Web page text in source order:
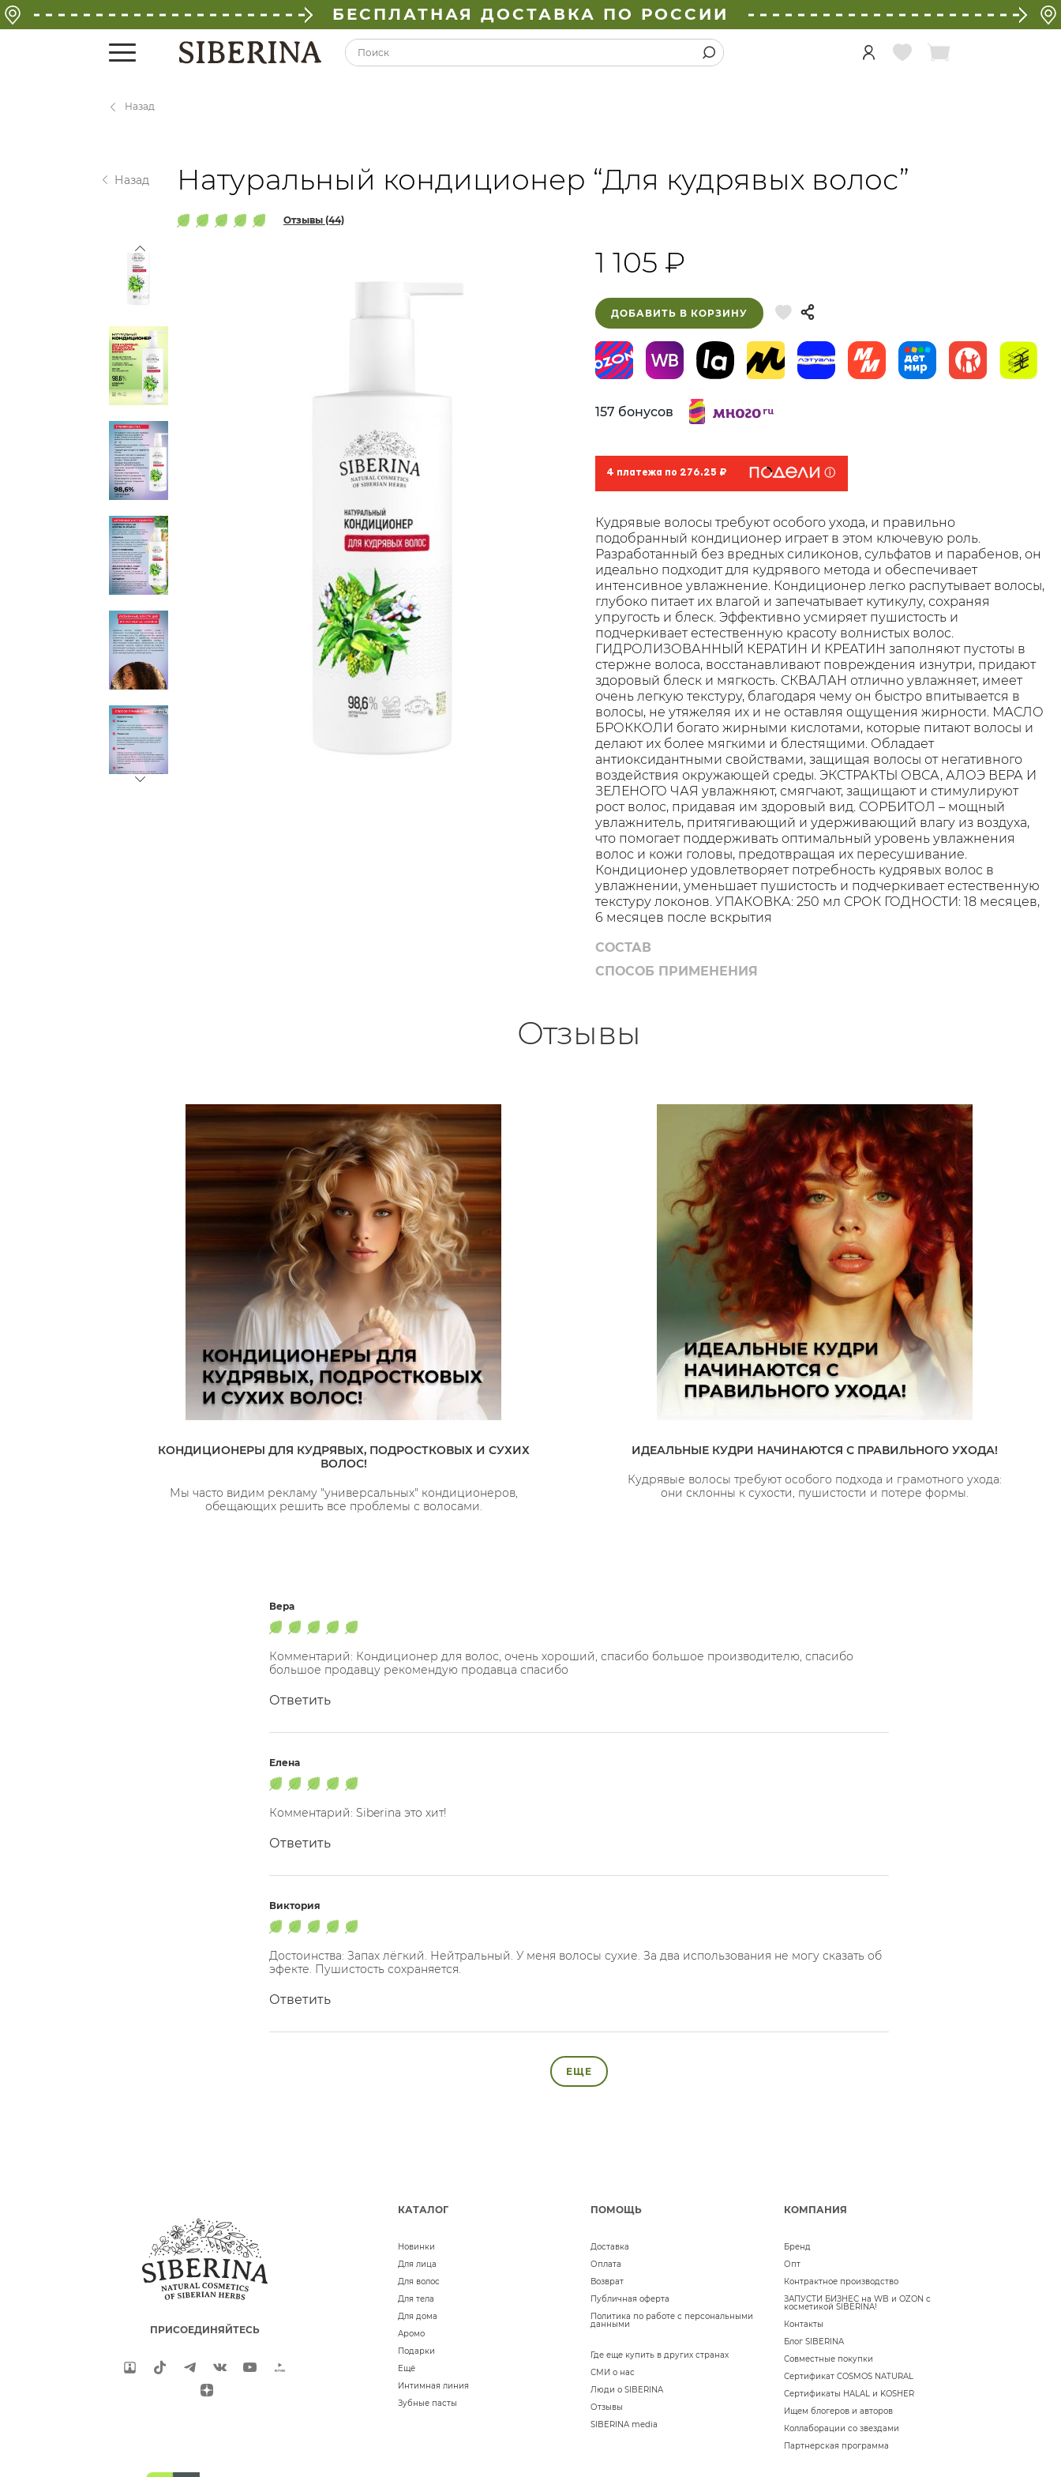
БЕСПЛАТНАЯ ДОСТАВКА ПО РОССИИ
Назад
Назад Натуральный кондиционер “Для кудрявых волос”
Отзывы (44)
1 105 ₽
ДОБАВИТЬ В КОРЗИНУ
157 бонусов
4 платежа по 276.25 ₽
Кудрявые волосы требуют особого ухода, и правильно
подобранный кондиционер играет в этом ключевую роль.
Разработанный без вредных силиконов, сульфатов и парабенов, он
идеально подходит для кудрявого метода и обеспечивает
интенсивное увлажнение. Кондиционер легко распутывает волосы,
глубоко питает их влагой и запечатывает кутикулу, сохраняя
упругость и блеск. Эффективно усмиряет пушистость и
подчеркивает естественную красоту волнистых волос.
ГИДРОЛИЗОВАННЫЙ КЕРАТИН И КРЕАТИН заполняют пустоты в
стержне волоса, восстанавливают повреждения изнутри, придают
здоровый блеск и мягкость. СКВАЛАН отлично увлажняет, имеет
очень легкую текстуру, благодаря чему он быстро впитывается в
волосы, не утяжеляя их и не оставляя ощущения жирности. МАСЛО
БРОККОЛИ богато жирными кислотами, которые питают волосы и
делают их более мягкими и блестящими. Обладает
антиоксидантными свойствами, защищая волосы от негативного
воздействия окружающей среды. ЭКСТРАКТЫ ОВСА, АЛОЭ ВЕРА И
ЗЕЛЕНОГО ЧАЯ увлажняют, смягчают, защищают и стимулируют
рост волос, придавая им здоровый вид. СОРБИТОЛ – мощный
увлажнитель, притягивающий и удерживающий влагу из воздуха,
что помогает поддерживать оптимальный уровень увлажнения
волос и кожи головы, предотвращая их пересушивание.
Кондиционер удовлетворяет потребность кудрявых волос в
увлажнении, уменьшает пушистость и подчеркивает естественную
текстуру локонов. УПАКОВКА: 250 мл СРОК ГОДНОСТИ: 18 месяцев,
6 месяцев после вскрытия
СОСТАВ
СПОСОБ ПРИМЕНЕНИЯ
Отзывы
КОНДИЦИОНЕРЫ ДЛЯ КУДРЯВЫХ, ПОДРОСТКОВЫХ И СУХИХ
ВОЛОС!
Мы часто видим рекламу "универсальных" кондиционеров,
обещающих решить все проблемы с волосами.
ИДЕАЛЬНЫЕ КУДРИ НАЧИНАЮТСЯ С ПРАВИЛЬНОГО УХОДА!
Кудрявые волосы требуют особого подхода и грамотного ухода:
они склонны к сухости, пушистости и потере формы.
Вера
Комментарий: Кондиционер для волос, очень хороший, спасибо большое производителю, спасибо
большое продавцу рекомендую продавца спасибо
Ответить
Елена
Комментарий: Siberina это хит!
Ответить
Виктория
Достоинства: Запах лёгкий. Нейтральный. У меня волосы сухие. За два использования не могу сказать об
эфекте. Пушистость сохраняется.
Ответить
ЕЩЕ
ПРИСОЕДИНЯЙТЕСЬ
КАТАЛОГ
Новинки
Для лица
Для волос
Для тела
Для дома
Аромо
Подарки
Ещё
Интимная линия
Зубные пасты
ПОМОЩЬ
Доставка
Оплата
Возврат
Публичная оферта
Политика по работе с персональными
данными
Где еще купить в других странах
СМИ о нас
Люди о SIBERINA
Отзывы
SIBERINA media
КОМПАНИЯ
Бренд
Опт
Контрактное производство
ЗАПУСТИ БИЗНЕС на WB и OZON с
косметикой SIBERINA!
Контакты
Блог SIBERINA
Совместные покупки
Сертификат COSMOS NATURAL
Сертификаты HALAL и KOSHER
Ищем блогеров и авторов
Коллаборации со звездами
Партнерская программа